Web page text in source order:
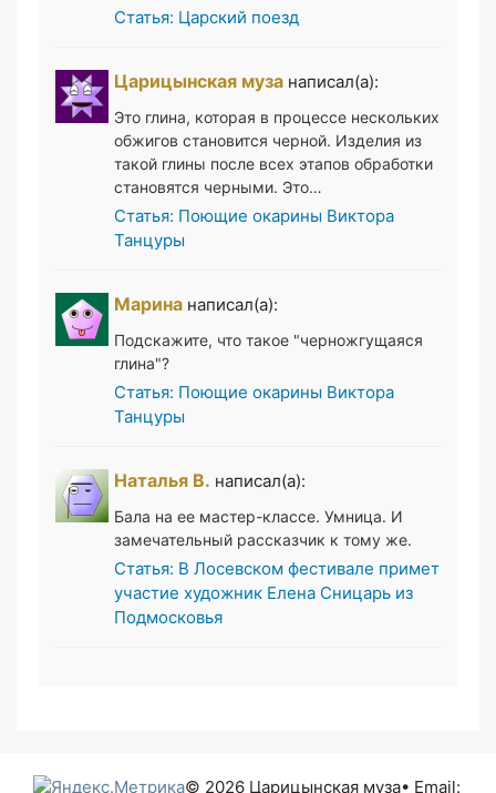
Статья: Царский поезд
Царицынская муза написал(а):
Это глина, которая в процессе нескольких
обжигов становится черной. Изделия из
такой глины после всех этапов обработки
становятся черными. Это…
Статья: Поющие окарины Виктора
Танцуры
Марина написал(а):
Подскажите, что такое "черножгущаяся
глина"?
Статья: Поющие окарины Виктора
Танцуры
Наталья В. написал(а):
Бала на ее мастер-классе. Умница. И
замечательный рассказчик к тому же.
Статья: В Лосевском фестивале примет
участие художник Елена Сницарь из
Подмосковья
© 2026 Царицынская муза• Email: